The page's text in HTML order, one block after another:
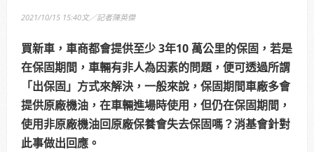
2025年7月13日受KBS京都電視台邀請採訪，廣受日
2021/10/15 15:40文／記者陳英傑
買新車，車商都會提供至少 3年10 萬公里的保固，若是
在保固期間，車輛有非人為因素的問題，便可透過所謂
「出保固」方式來解決，一般來說，保固期間車廠多會
提供原廠機油，在車輛進場時使用，但仍在保固期間，
使用非原廠機油回原廠保養會失去保固嗎？消基會針對
此事做出回應。